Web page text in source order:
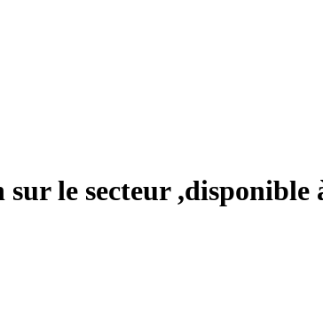
le secteur ,disponible